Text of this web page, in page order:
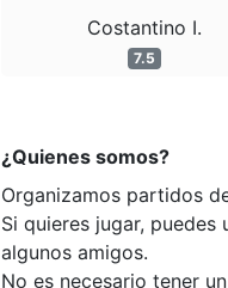
Costantino I.
7.5
¿Quienes somos?
Organizamos partidos
Si quieres jugar,
algunos amigos.
No es necesario tener